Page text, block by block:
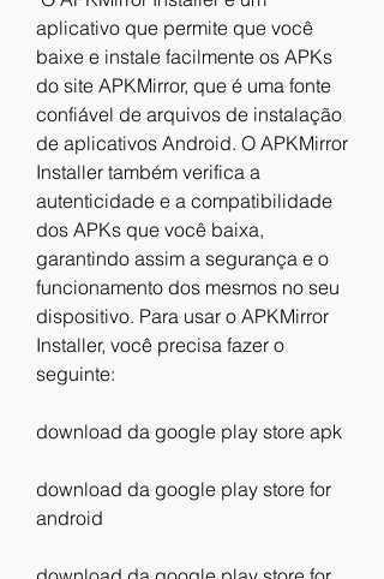
aplicativo que permite que você
baixe e instale facilmente os APKs
do site APKMirror, que é uma fonte
confiável de arquivos de instalação
de aplicativos Android. O APKMirror
Installer também verifica a
autenticidade e a compatibilidade
dos APKs que você baixa,
garantindo assim a segurança e o
funcionamento dos mesmos no seu
dispositivo. Para usar o APKMirror
Installer, você precisa fazer o
seguinte:
download da google play store apk
download da google play store for
android